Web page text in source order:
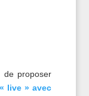
de proposer
live » avec